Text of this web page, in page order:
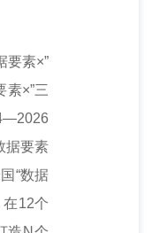
素×”
素×”三
据要素
“数据
在12个